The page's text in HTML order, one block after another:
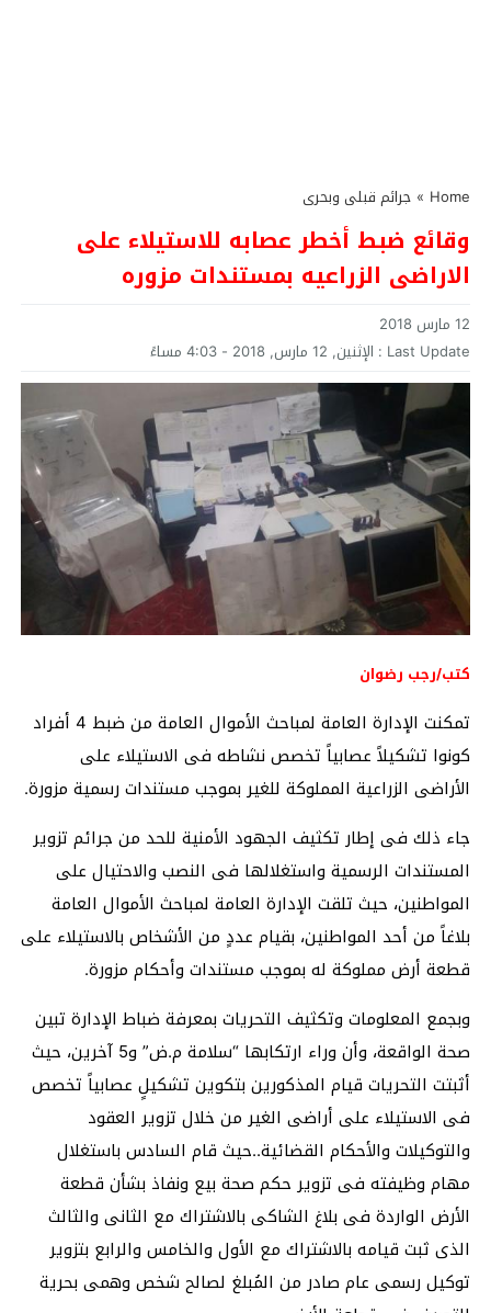
Home
» جرائم قبلى وبحرى
وقائع ضبط أخطر عصابه للاستيلاء على
الاراضى الزراعيه بمستندات مزوره
12 مارس 2018
Last Update : الإثنين, 12 مارس, 2018 - 4:03 مساءً
كتب/رجب رضوان
تمكنت الإدارة العامة لمباحث الأموال العامة من ضبط 4 أفراد
كونوا تشكيلاً عصابياً تخصص نشاطه فى الاستيلاء على
الأراضى الزراعية المملوكة للغير بموجب مستندات رسمية مزورة.
جاء ذلك فى إطار تكثيف الجهود الأمنية للحد من جرائم تزوير
المستندات الرسمية واستغلالها فى النصب والاحتيال على
المواطنين، حيث تلقت الإدارة العامة لمباحث الأموال العامة
بلاغاً من أحد المواطنين، بقيام عددٍ من الأشخاص بالاستيلاء على
قطعة أرض مملوكة له بموجب مستندات وأحكام مزورة.
وبجمع المعلومات وتكثيف التحريات بمعرفة ضباط الإدارة تبين
صحة الواقعة، وأن وراء ارتكابها “سلامة م.ض” و5 آخرين، حيث
أثبتت التحريات قيام المذكورين بتكوين تشكيلٍ عصابياً تخصص
فى الاستيلاء على أراضى الغير من خلال تزوير العقود
والتوكيلات والأحكام القضائية..حيث قام السادس باستغلال
مهام وظيفته فى تزوير حكم صحة بيع ونفاذ بشأن قطعة
الأرض الواردة فى بلاغ الشاكى بالاشتراك مع الثانى والثالث
الذى ثبت قيامه بالاشتراك مع الأول والخامس والرابع بتزوير
توكيل رسمى عام صادر من المُبلغ لصالح شخص وهمى بحرية